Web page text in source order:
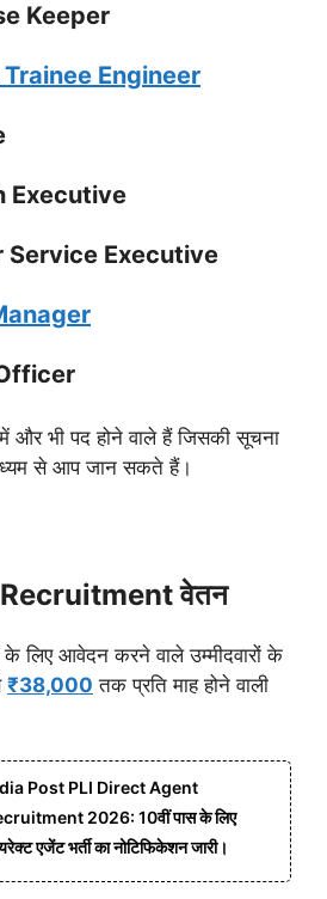
Keeper
Engineer
Executive
Service Executive
में और भी पद होने वाले हैं जिसकी सूचना
से आप जान सकते हैं।
वेतन
के लिए आवेदन करने वाले उम्मीदवारों के
₹38,000 तक प्रति माह होने वाली
Post PLI Direct Agent
2026: 10वीं पास के लिए
एजेंट भर्ती का नोटिफिकेशन जारी।